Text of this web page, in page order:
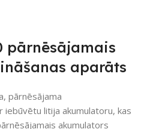
pārnēsājamais
aparāts
pārnēsājama
iebūvētu litija akumulatoru, kas
akumulators